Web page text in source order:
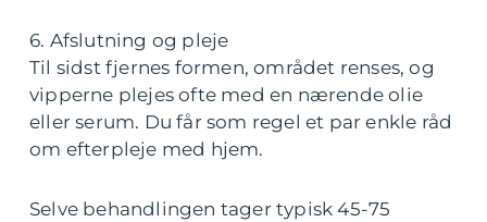
6. Afslutning og pleje
Til sidst fjernes formen, området renses, og
vipperne plejes ofte med en nærende olie
eller serum. Du får som regel et par enkle råd
om efterpleje med hjem.
Selve behandlingen tager typisk 45-75